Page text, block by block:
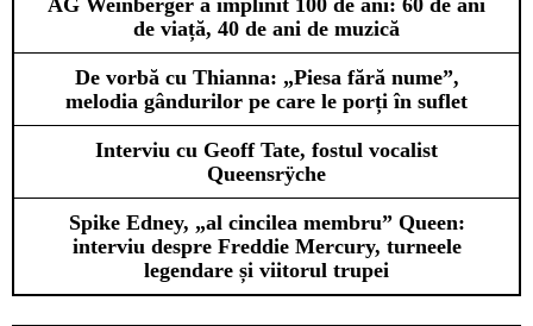
de viață, 40 de ani de muzică
De vorbă cu Thianna: „Piesa fără nume”,
melodia gândurilor pe care le porți în suflet
Interviu cu Geoff Tate, fostul vocalist
Queensrÿche
Spike Edney, „al cincilea membru” Queen:
interviu despre Freddie Mercury, turneele
legendare și viitorul trupei